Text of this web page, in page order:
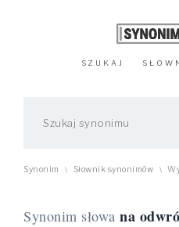
SZUKAJ
Synonim \ Słownik synonimów \
Synonim słowa na